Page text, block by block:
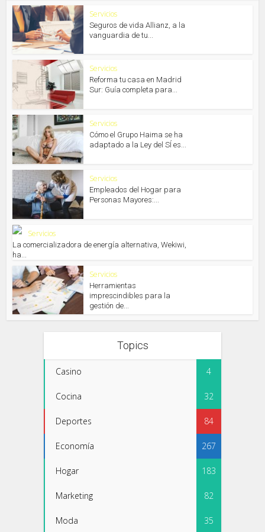
Servicios
Seguros de vida Allianz, a la
vanguardia de tu...
Servicios
Reforma tu casa en Madrid
Sur: Guía completa para...
Servicios
Cómo el Grupo Haima se ha
adaptado a la Ley del SÍ es...
Servicios
Empleados del Hogar para
Personas Mayores:...
Servicios
La comercializadora de energía alternativa, Wekiwi,
ha...
Servicios
Herramientas
imprescindibles para la
gestión de...
Topics
Casino 4
Cocina 32
Deportes 84
Economía 267
Hogar 183
Marketing 82
Moda 35